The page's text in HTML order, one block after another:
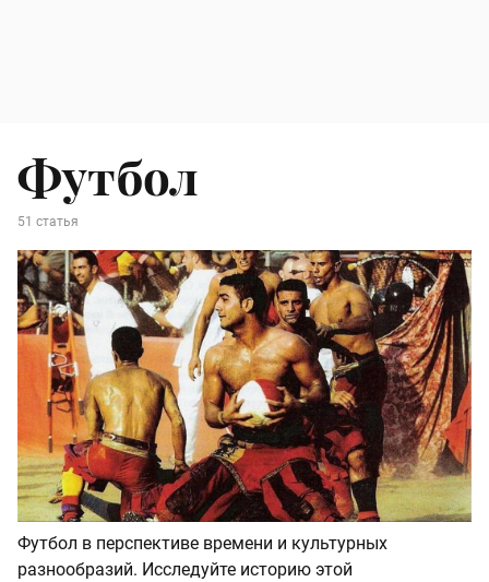
Футбол
51 статья
Футбол в перспективе времени и культурных
разнообразий. Исследуйте историю этой